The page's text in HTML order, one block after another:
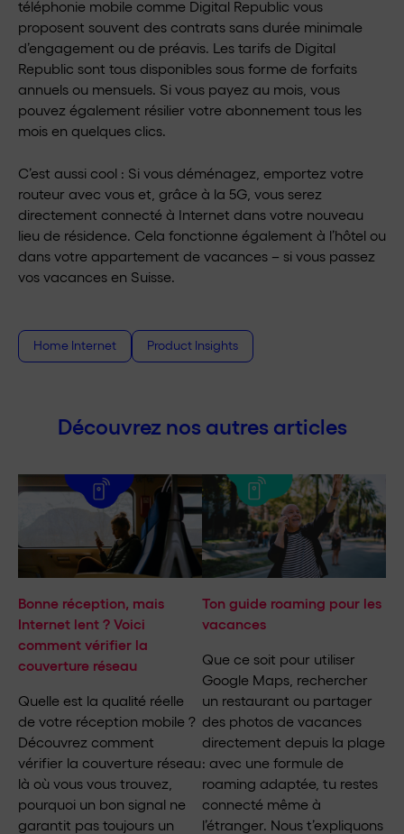
téléphonie mobile comme Digital Republic vous
proposent souvent des contrats sans durée minimale
d’engagement ou de préavis. Les tarifs de Digital
Republic sont tous disponibles sous forme de forfaits
annuels ou mensuels. Si vous payez au mois, vous
pouvez également résilier votre abonnement tous les
mois en quelques clics.
C’est aussi cool : Si vous déménagez, emportez votre
routeur avec vous et, grâce à la 5G, vous serez
directement connecté à Internet dans votre nouveau
lieu de résidence. Cela fonctionne également à l’hôtel ou
dans votre appartement de vacances – si vous passez
vos vacances en Suisse.
Home Internet Product Insights
Découvrez nos autres articles
Bonne réception, mais
Internet lent ? Voici
comment vérifier la
couverture réseau
Quelle est la qualité réelle
de votre réception mobile ?
Découvrez comment
vérifier la couverture réseau
là où vous vous trouvez,
pourquoi un bon signal ne
garantit pas toujours un
Ton guide roaming pour les
vacances
Que ce soit pour utiliser
Google Maps, rechercher
un restaurant ou partager
des photos de vacances
directement depuis la plage
: avec une formule de
roaming adaptée, tu restes
connecté même à
l’étranger. Nous t’expliquons